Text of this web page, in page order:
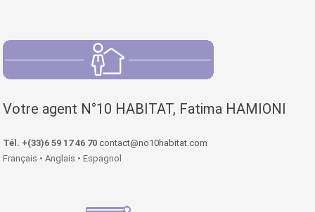
Votre agent N°10 HABITAT, Fatima HAMIONI
Tél. +(33)6 59 17 46 70 contact@no10habitat.com
Français • Anglais • Espagnol